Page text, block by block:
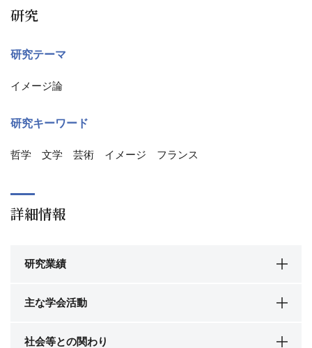
研究
研究テーマ
イメージ論
研究キーワード
哲学 文学 芸術 イメージ フランス
詳細情報
研究業績
主な学会活動
社会等との関わり